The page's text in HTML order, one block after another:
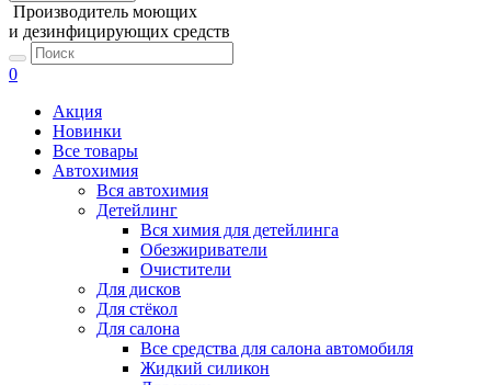
Производитель моющих
и дезинфицирующих средств
0
Акция
Новинки
Все товары
Автохимия
Вся автохимия
Детейлинг
Вся химия для детейлинга
Обезжириватели
Очистители
Для дисков
Для стёкол
Для салона
Все средства для салона автомобиля
Жидкий силикон